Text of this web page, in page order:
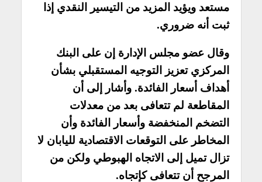
مستعد ويؤيد المزيد من التيسير النقدي إذا
ثبت أنه ضروري.
وقال عضو مجلس الإدارة إن على البنك
المركزي تعزيز التوجيه المستقبلي بشأن
أهداف أسعار الفائدة. وأشار إلى أن
المقاطعة لم تتعافى بعد من معدلات
التضخم المنخفضة وأسعار الفائدة وأن
المخاطر على التوقعات الاقتصادية لليابان لا
تزال تميل إلى الاتجاه الهبوطي ولكن من
المرجح أن تتعافى كإتجاه.